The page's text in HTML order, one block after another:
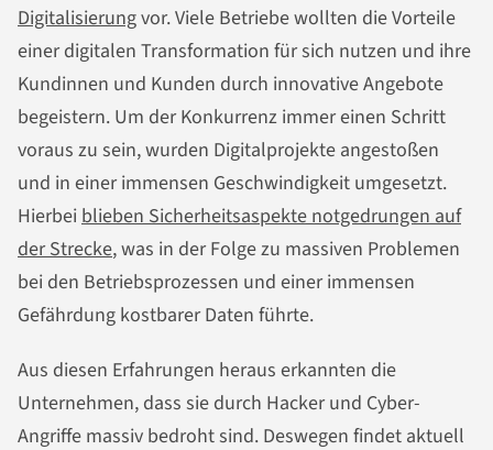
Digitalisierungvor. Viele Betriebe wollten die Vorteile
einer digitalen Transformation für sich nutzen und ihre
Kundinnen und Kunden durch innovative Angebote
begeistern. Um der Konkurrenz immer einen Schritt
voraus zu sein, wurden Digitalprojekte angestoßen
und in einer immensen Geschwindigkeit umgesetzt.
Hierbeiblieben Sicherheitsaspekte notgedrungen auf
der Strecke, was in der Folge zu massiven Problemen
bei den Betriebsprozessen und einer immensen
Gefährdung kostbarer Daten führte.
Aus diesen Erfahrungen heraus erkannten die
Unternehmen, dass sie durch Hacker und Cyber-
Angriffe massiv bedroht sind. Deswegen findet aktuell